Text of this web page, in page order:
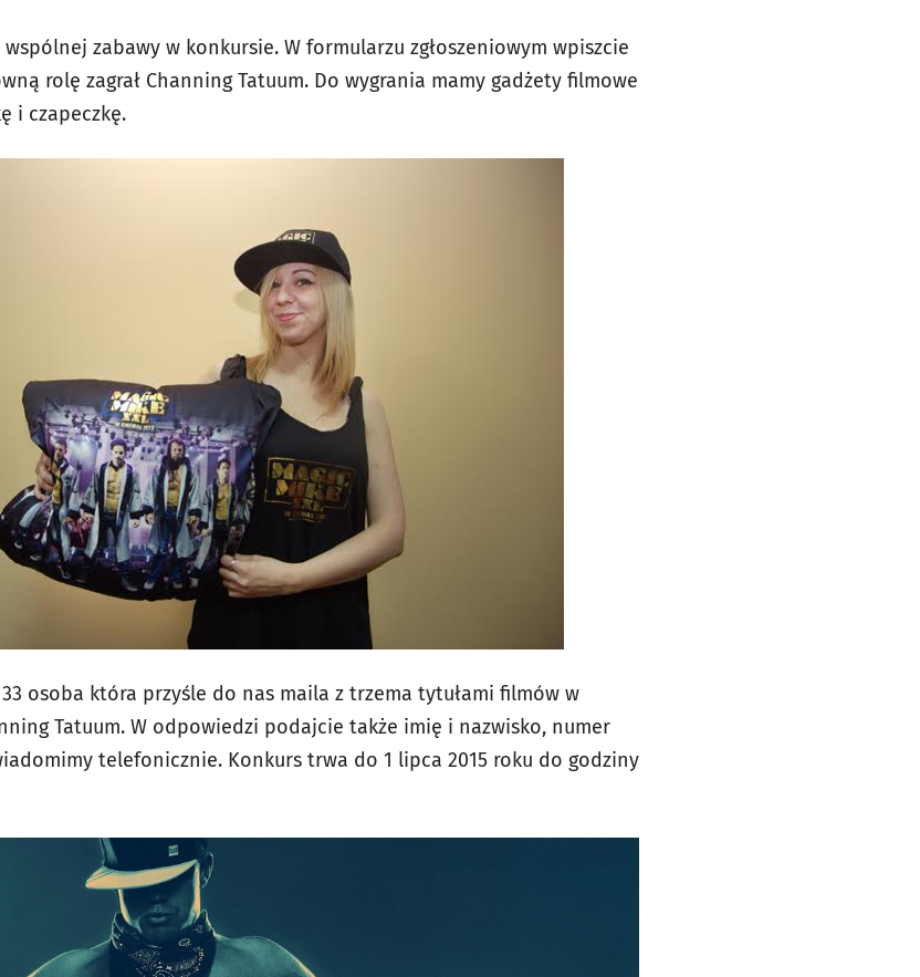
zabawy w konkursie. W formularzu zgłoszeniowym wpiszcie
rolę zagrał Channing Tatuum. Do wygrania mamy gadżety filmowe
i czapeczkę.
osoba która przyśle do nas maila z trzema tytułami filmów w
Tatuum. W odpowiedzi podajcie także imię i nazwisko, numer
telefonicznie. Konkurs trwa do 1 lipca 2015 roku do godziny